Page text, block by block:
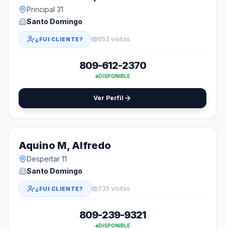
Principal 31
Santo Domingo
¿FUI CLIENTE? 653 visitas
809-612-2370
DISPONIBLE
Ver Perfil
Aquino M, Alfredo
Despertar 11
Santo Domingo
¿FUI CLIENTE? 735 visitas
809-239-9321
DISPONIBLE